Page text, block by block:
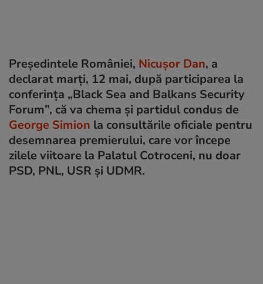
Președintele României, Nicușor Dan, a
declarat marți, 12 mai, după participarea la
conferința „Black Sea and Balkans Security
Forum”, că va chema și partidul condus de
George Simion la consultările oficiale pentru
desemnarea premierului, care vor începe
zilele viitoare la Palatul Cotroceni, nu doar
PSD, PNL, USR și UDMR.